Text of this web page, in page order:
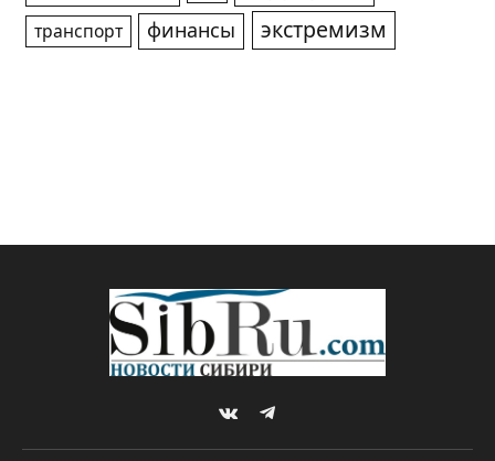
транспорт финансы экстремизм
VKontakteTelegram